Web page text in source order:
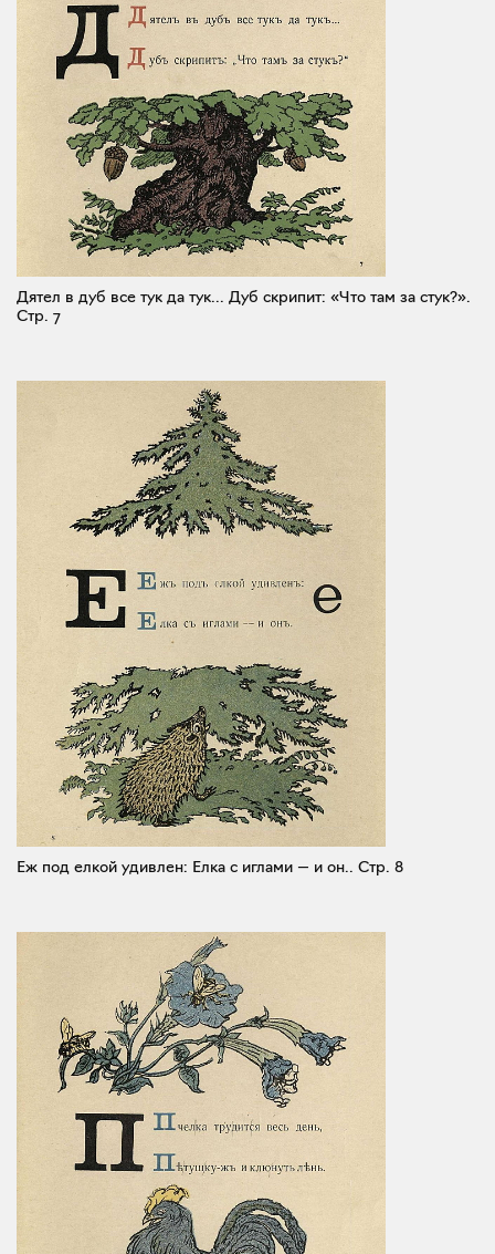
Дятел в дуб все тук да тук... Дуб скрипит: «Что там за стук?».
Стр. 7
Еж под елкой удивлен: Елка с иглами — и он.. Стр. 8